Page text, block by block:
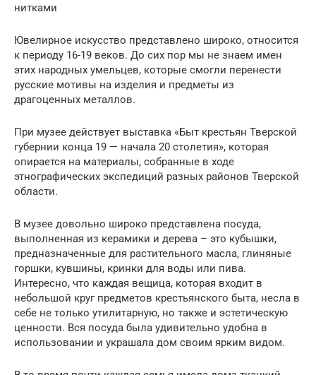
нитками
Ювелирное искусство представлено широко, относится
к периоду 16-19 веков. До сих пор мы не знаем имен
этих народных умельцев, которые смогли перенести
русские мотивы на изделия и предметы из
драгоценных металлов.
При музее действует выставка «Быт крестьян Тверской
губернии конца 19 — начала 20 столетия», которая
опирается на материалы, собранные в ходе
этнографических экспедиций разных районов Тверской
области.
В музее довольно широко представлена посуда,
выполненная из керамики и дерева – это кубышки,
предназначенные для растительного масла, глиняные
горшки, кувшины, кринки для воды или пива.
Интересно, что каждая вещица, которая входит в
небольшой круг предметов крестьянского быта, несла в
себе не только утилитарную, но также и эстетическую
ценности. Вся посуда была удивительно удобна в
использовании и украшала дом своим ярким видом.